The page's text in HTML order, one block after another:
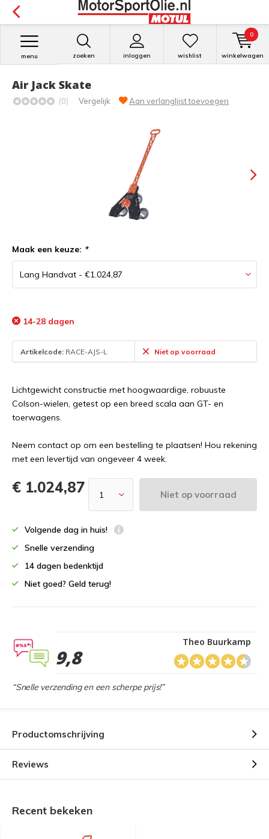
zoeken inloggen
menu wishlist winkelwagen
0
Air Jack Skate
(0) Vergelijk Aan verlanglijst toevoegen
Maak een keuze: *
14-28 dagen
Artikelcode: RACE-AJS-L Niet op voorraad
Lichtgewicht constructie met hoogwaardige, robuuste
Colson-wielen, getest op een breed scala aan GT- en
toerwagens.
Neem contact op om een bestelling te plaatsen! Hou rekening
met een levertijd van ongeveer 4 week.
€ 1.024,87 Niet op voorraad
Volgende dag in huis!
Snelle verzending
14 dagen bedenktijd
Niet goed? Geld terug!
9,8
Theo Buurkamp
“Snelle verzending en een scherpe prijs!”
Productomschrijving
Reviews
Recent bekeken